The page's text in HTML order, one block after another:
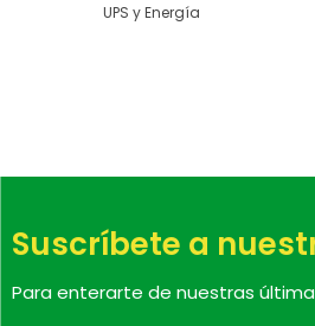
UPS y Energía
Suscríbete a
Para enterarte de nuestras